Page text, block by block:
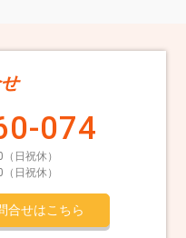
074
日祝休）
日祝休）
合せはこちら